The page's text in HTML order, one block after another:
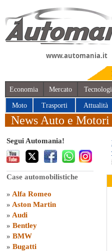
www.automania.it
Economia Mercato
Moto Trasporti Attualità
News Auto e Motori
Segui Automania!
Case automobilistiche
» Alfa Romeo
» Aston Martin
» Audi
» Bentley
» BMW
» Bugatti